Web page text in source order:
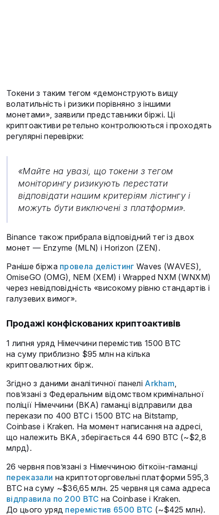
Токени з таким тегом «демонструють вищу
волатильність і ризики порівняно з іншими
монетами», заявили представники біржі. Ці
криптоактиви ретельно контролюються і проходять
регулярні перевірки:
«Майте на увазі, що токени з тегом
моніторингу ризикують перестати
відповідати нашим критеріям лістингу і
можуть бути виключені з платформи».
Binance також прибрала відповідний тег із двох
монет — Enzyme (MLN) і Horizon (ZEN).
Раніше біржа провела делістинг Waves (WAVES),
OmiseGO (OMG), NEM (XEM) і Wrapped NXM (WNXM)
через невідповідність «високому рівню стандартів і
галузевих вимог».
Продажі конфіскованих криптоактивів
1 липня уряд Німеччини перемістив 1500 BTC
на суму приблизно $95 млн на кілька
криптовалютних бірж.
Згідно з даними аналітичної панелі Arkham
пов’язані з Федеральним відомством кримінальної
поліції Німеччини (BKA) гаманці відправили два
перекази по 400 BTC і 1500 BTC на Bitstamp,
Coinbase і Kraken. На момент написання на адресі,
що належить BKA, зберігається 44 690 BTC (~$2,8
млрд).
26 червня пов’язані з Німеччиною біткоїн-гаманці
переказали на криптоторговельні платформи 595,3
BTC на суму ~$36,65 млн. 25 червня ця сама адреса
відправила по 200 BTC на Coinbase і Kraken.
До цього уряд перемістив 6500 BTC (~$425 млн).